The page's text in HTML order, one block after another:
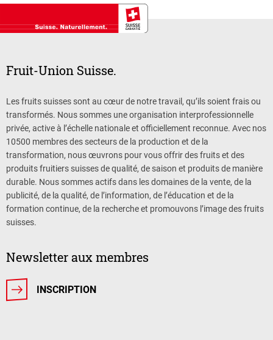
Fruit-Union Suisse.
Les fruits suisses sont au cœur de notre travail, qu’ils soient frais ou
transformés. Nous sommes une organisation interprofessionnelle
privée, active à l’échelle nationale et officiellement reconnue. Avec nos
10500 membres des secteurs de la production et de la
transformation, nous œuvrons pour vous offrir des fruits et des
produits fruitiers suisses de qualité, de saison et produits de manière
durable. Nous sommes actifs dans les domaines de la vente, de la
publicité, de la qualité, de l’information, de l’éducation et de la
formation continue, de la recherche et promouvons l’image des fruits
suisses.
Newsletter aux membres
INSCRIPTION